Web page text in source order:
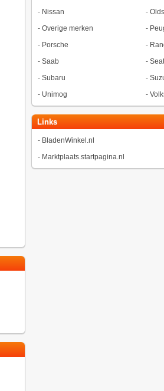
- Nissan -
- Overige merken -
- Porsche -
- Saab - Seat
- Subaru -
- Unimog -
Links
- BladenWinkel.nl
- Marktplaats.startpagina.nl